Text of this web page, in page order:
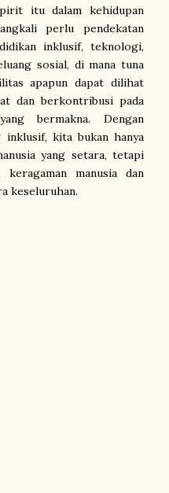
itu dalam kehidupan
perlu pendekatan
inklusif, teknologi,
sosial, di mana tuna
apapun dapat dilihat
dan berkontribusi pada
bermakna. Dengan
inklusif, kita bukan hanya
yang setara, tetapi
keragaman manusia dan
keseluruhan.